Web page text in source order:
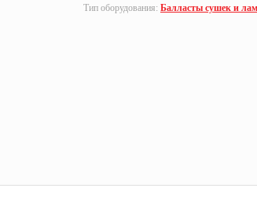
Тип оборудования: Балласты сушек и